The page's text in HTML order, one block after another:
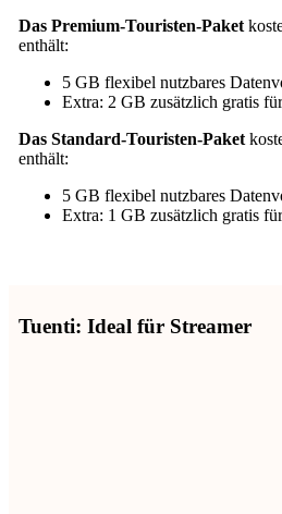
Das Premium-Touristen-Paket
enthält:
5 GB flexibel nutzbares
Extra: 2 GB zusätzlich gratis
Das Standard-Touristen-Paket
enthält:
5 GB flexibel nutzbares
Extra: 1 GB zusätzlich gratis
Tuenti: Ideal für Streamer